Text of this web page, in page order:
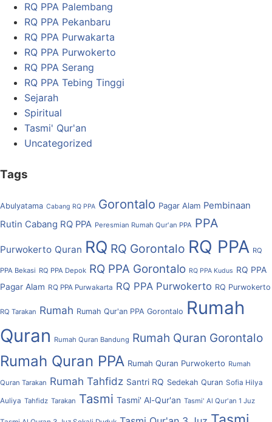
RQ PPA Palembang
RQ PPA Pekanbaru
RQ PPA Purwakarta
RQ PPA Purwokerto
RQ PPA Serang
RQ PPA Tebing Tinggi
Sejarah
Spiritual
Tasmi' Qur'an
Uncategorized
Tags
Abulyatama Cabang RQ PPA Gorontalo Pagar Alam Pembinaan
Rutin Cabang RQ PPA Peresmian Rumah Qur'an PPA PPA
Purwokerto Quran RQ RQ Gorontalo RQ PPA RQ
PPA Bekasi RQ PPA Depok RQ PPA Gorontalo RQ PPA Kudus RQ PPA
Pagar Alam RQ PPA Purwakarta RQ PPA Purwokerto RQ Purwokerto
RQ Tarakan Rumah Rumah Qur'an PPA Gorontalo Rumah
Quran Rumah Quran Bandung Rumah Quran Gorontalo
Rumah Quran PPA Rumah Quran Purwokerto Rumah
Quran Tarakan Rumah Tahfidz Santri RQ Sedekah Quran Sofia Hilya
Auliya Tahfidz Tarakan Tasmi Tasmi' Al-Qur'an Tasmi' Al Qur'an 1 Juz